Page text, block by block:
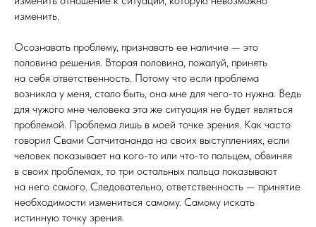
изменить.
Осознавать проблему, признавать ее наличие — это
половина решения. Вторая половина, пожалуй, принять
на себя ответственность. Потому что если проблема
возникла у меня, стало быть, она мне для чего-то нужна. Ведь
для чужого мне человека эта же ситуация не будет являться
проблемой. Проблема лишь в моей точке зрения. Как часто
говорил Свами Сатчитананда на своих выступлениях, если
человек показывает на кого-то или что-то пальцем, обвиняя
в своих проблемах, то три остальных пальца показывают
на него самого. Следовательно, ответственность — принятие
необходимости измениться самому. Самому искать
истинную точку зрения.